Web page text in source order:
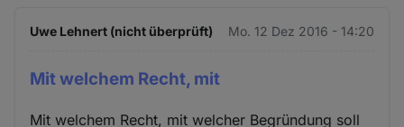
Uwe Lehnert (nicht überprüft) Mo. 12 Dez 2016 - 14:20
Mit welchem Recht, mit
Mit welchem Recht, mit welcher Begründung soll